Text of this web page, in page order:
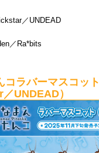
／UNDEAD
／Ra*bits
コラバーマスコット
UNDEAD）